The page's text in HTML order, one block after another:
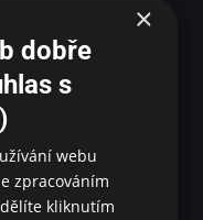
×
dobře
s
webu
zpracováním
kliknutím